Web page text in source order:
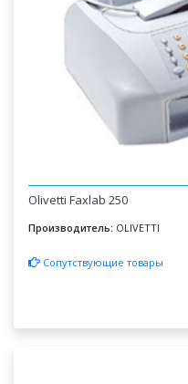
Olivetti Faxlab 250
Производитель: OLIVETTI
Сопутствующие товары